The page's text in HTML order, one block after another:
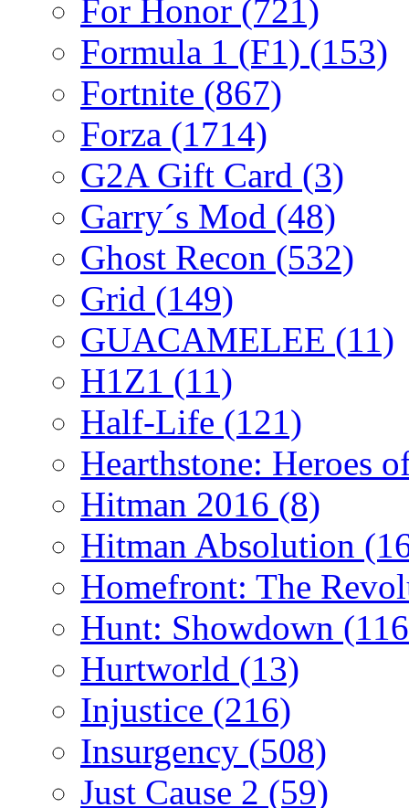
For Honor (721)
Formula 1 (F1) (153)
Fortnite (867)
Forza (1714)
G2A Gift Card (3)
Garry´s Mod (48)
Ghost Recon (532)
Grid (149)
GUACAMELEE (11)
H1Z1 (11)
Half-Life (121)
Hearthstone: Heroes
Hitman 2016 (8)
Hitman Absolution
Homefront: The
Hunt: Showdown
Hurtworld (13)
Injustice (216)
Insurgency (508)
Just Cause 2 (59)